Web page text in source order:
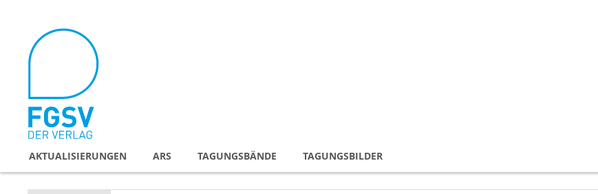
Inhalt
AKTUALISIERUNGEN ARS TAGUNGSBÄNDE TAGUNGSBILDER